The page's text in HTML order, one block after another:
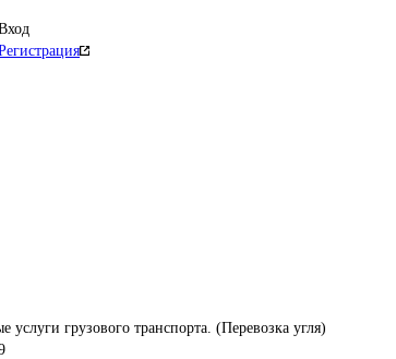
услуги грузового транспорта. (Перевозка угля)